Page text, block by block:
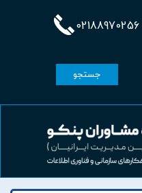
جستجو